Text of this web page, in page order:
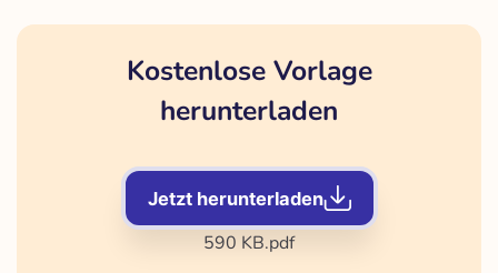
Kostenlose Vorlage
herunterladen
Jetzt herunterladen
590 KB.pdf